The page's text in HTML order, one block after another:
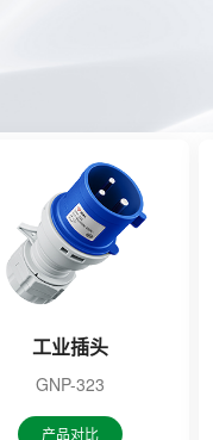
工业插头
GNP-323
产品对比